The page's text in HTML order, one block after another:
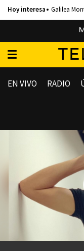
Galilea
EN VIVO RADIO